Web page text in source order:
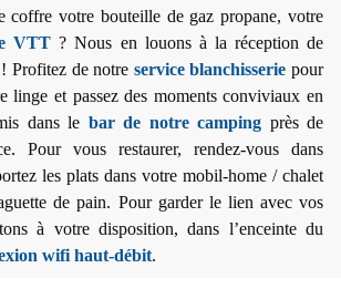
coffre votre bouteille de gaz propane, votre
VTT ? Nous en louons à la réception de
Profitez de notre service blanchisserie pour
linge et passez des moments conviviaux en
dans le bar de notre camping près de
Pour vous restaurer, rendez-vous dans
les plats dans votre mobil-home / chalet
de pain. Pour garder le lien avec vos
à votre disposition, dans l’enceinte du
wifi haut-débit.